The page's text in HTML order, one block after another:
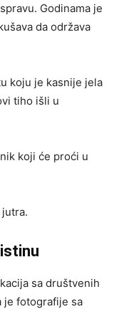
Godinama je
da održava
koju je kasnije jela
tiho išli u
koji će proći u
sa društvenih
je fotografije sa